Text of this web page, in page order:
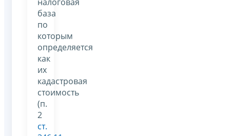
база
по
которым
определяется
как
их
кадастровая
стоимость
(п.
2
ст.